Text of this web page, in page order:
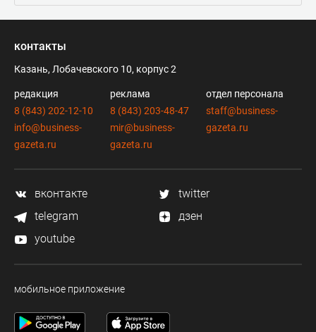
контакты
Казань, Лобачевского 10, корпус 2
редакция
8 (843) 202-12-10
info@business-
gazeta.ru
реклама
8 (843) 203-48-47
mir@business-
gazeta.ru
отдел персонала
staff@business-
gazeta.ru
вконтакте
twitter
telegram
дзен
youtube
мобильное приложение